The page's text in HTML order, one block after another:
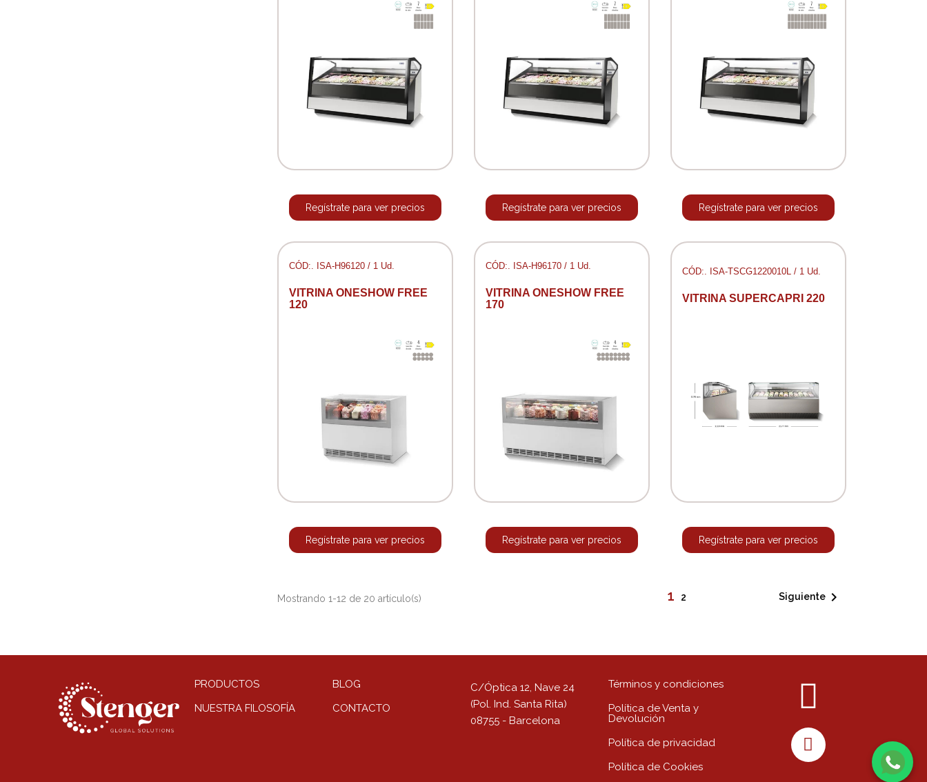
Regístrate para ver precios Regístrate para ver precios Regístrate para ver precios
CÓD:. ISA-H96120 / 1 Ud.
VITRINA ONESHOW FREE
120
Regístrate para ver precios
CÓD:. ISA-H96170 / 1 Ud.
VITRINA ONESHOW FREE
170
Regístrate para ver precios
CÓD:. ISA-TSCG1220010L / 1 Ud.
VITRINA SUPERCAPRI 220
Regístrate para ver precios
Mostrando 1-12 de 20 artículo(s) 1 2 Siguiente
PRODUCTOS
NUESTRA FILOSOFÍA
BLOG
CONTACTO
C/Óptica 12, Nave 24
(Pol. Ind. Santa Rita)
08755 - Barcelona
Términos y condiciones
Política de Venta y
Devolución
Política de privacidad
Política de Cookies